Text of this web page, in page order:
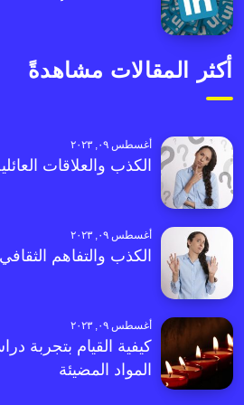
أكثر المقالات مشاهدةً
أغسطس ٠٩, ٢٠٢٣
الكذب والعلاقات
أغسطس ٠٩, ٢٠٢٣
الكذب والتفاهم الثقافي
أغسطس ٠٩, ٢٠٢٣
كيفية القيام بتجربة
المواد المضيئة